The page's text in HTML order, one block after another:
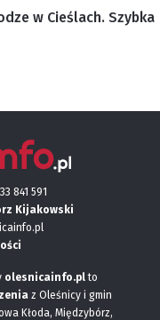
w Cieślach. Szybka
841 591
Kijakowski
olesnicainfo.plto
z Oleśnicy i gmin
Kłoda, Międzybórz,